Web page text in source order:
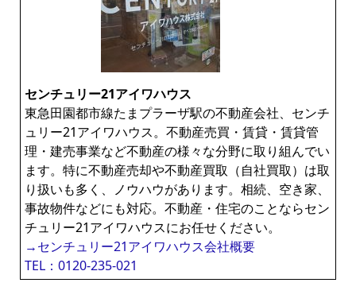
ラ
イ
ブ
ラ
リ
センチュリー21アイワハウス
東急田園都市線たまプラーザ駅の不動産会社、センチ
ュリー21アイワハウス。不動産売買・賃貸・賃貸管
理・建売事業など不動産の様々な分野に取り組んでい
ます。特に不動産売却や不動産買取（自社買取）は取
り扱いも多く、ノウハウがあります。相続、空き家、
事故物件などにも対応。不動産・住宅のことならセン
チュリー21アイワハウスにお任せください。
→センチュリー21アイワハウス会社概要
TEL：0120-235-021